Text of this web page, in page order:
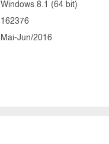
Windows 8.1 (64 bit)
162376
Mai-Jun/2016